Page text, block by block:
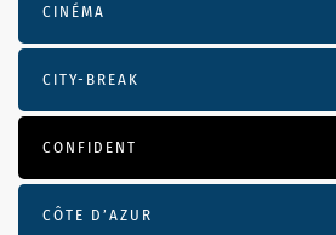
CINÉMA
CITY-BREAK
CONFIDENT
CÔTE D’AZUR